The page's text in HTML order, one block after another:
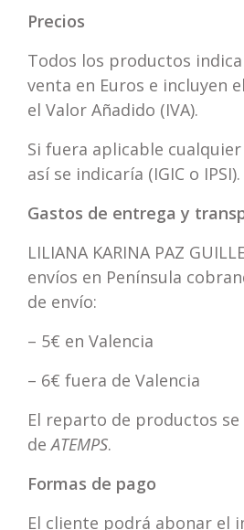
Precios
Todos los productos
venta en Euros e incluyen
el Valor Añadido (IVA).
Si fuera aplicable
así se indicaría (IGIC o IPSI).
Gastos de entrega y
LILIANA KARINA PAZ
envíos en Península
de envío:
– 5€ en Valencia
– 6€ fuera de Valencia
El reparto de productos
deATEMPS.
Formas de pago
El cliente podrá abonar el